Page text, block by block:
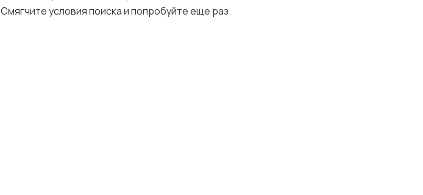
Смягчите условия поиска и попробуйте еще раз.